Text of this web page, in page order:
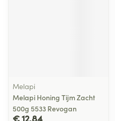
Melapi
Melapi Honing Tijm Zacht
500g 5533 Revogan
€ 12,84